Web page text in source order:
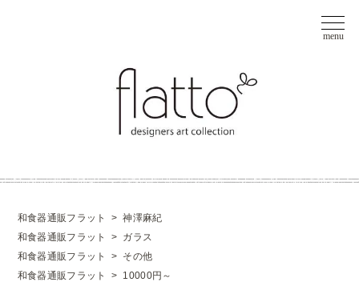
和食器通販フラット >神澤麻紀
和食器通販フラット
> ガラス
和食器通販フラット
> その他
和食器通販フラット
> 10000円～